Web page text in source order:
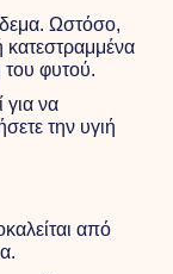
Ωστόσο,
κατεστραμμένα
του φυτού.
να
την υγιή
από